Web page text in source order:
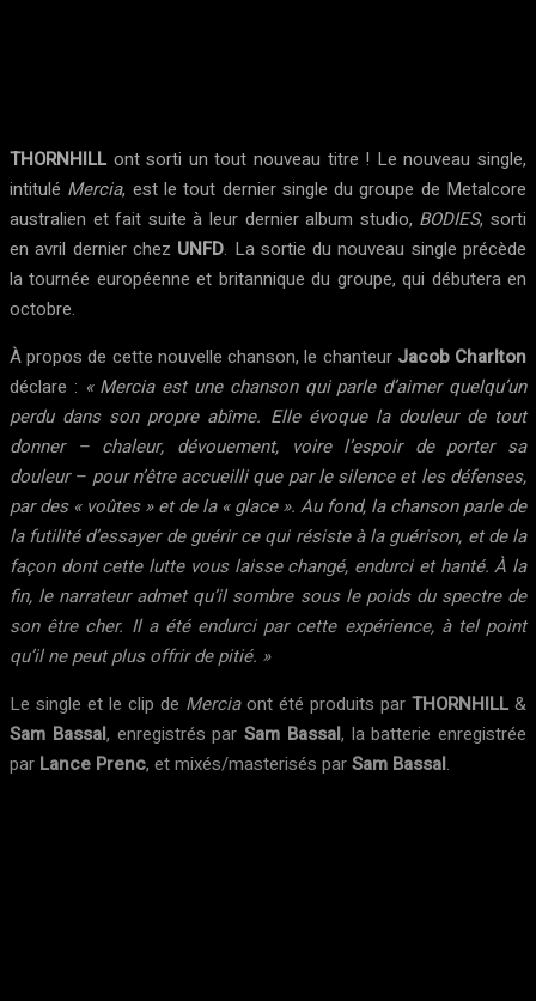
THORNHILL ont sorti un tout nouveau titre ! Le nouveau single,
intitulé Mercia, est le tout dernier single du groupe de Metalcore
australien et fait suite à leur dernier album studio, BODIES, sorti
en avril dernier chez UNFD. La sortie du nouveau single précède
la tournée européenne et britannique du groupe, qui débutera en
octobre.
À propos de cette nouvelle chanson, le chanteur Jacob Charlton
déclare : « Mercia est une chanson qui parle d’aimer quelqu’un
perdu dans son propre abîme. Elle évoque la douleur de tout
donner – chaleur, dévouement, voire l’espoir de porter sa
douleur – pour n’être accueilli que par le silence et les défenses,
par des « voûtes » et de la « glace ». Au fond, la chanson parle de
la futilité d’essayer de guérir ce qui résiste à la guérison, et de la
façon dont cette lutte vous laisse changé, endurci et hanté. À la
fin, le narrateur admet qu’il sombre sous le poids du spectre de
son être cher. Il a été endurci par cette expérience, à tel point
qu’il ne peut plus offrir de pitié. »
Le single et le clip de Merciaont été produits par THORNHILL &
Sam Bassal, enregistrés par Sam Bassal, la batterie enregistrée
par Lance Prenc, et mixés/masterisés parSam Bassal.